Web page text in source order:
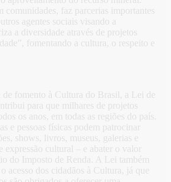
comunidades, faz parcerias importantes
agentes sociais visando a
a diversidade através de projetos
fomentando a cultura, o respeito e
de fomento à Cultura do Brasil, a Lei de
para que milhares de projetos
os anos, em todas as regiões do país.
e pessoas físicas podem patrocinar
shows, livros, museus, galerias e
expressão cultural – e abater o valor
do Imposto de Renda. A Lei também
acesso dos cidadãos à Cultura, já que